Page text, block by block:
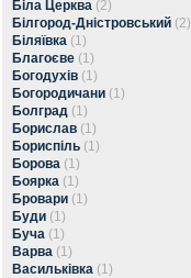
Біла Церква (2)
Білгород-Дністровський (2)
Біляївка (1)
Благоєве (1)
Богодухів (1)
Богородичани (1)
Болград (1)
Борислав (1)
Бориспіль (1)
Борова (1)
Боярка (1)
Бровари (1)
Буди (1)
Буча (1)
Варва (1)
Васильківка (1)